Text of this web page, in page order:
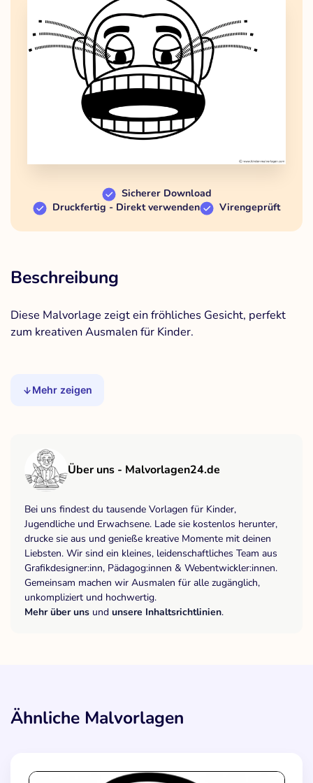
Sicherer Download
Druckfertig - Direkt verwenden
Virengeprüft
Beschreibung
Diese Malvorlage zeigt ein fröhliches Gesicht, perfekt
zum kreativen Ausmalen für Kinder.
Mehr zeigen
Über uns - Malvorlagen24.de
Bei uns findest du tausende Vorlagen für Kinder,
Jugendliche und Erwachsene. Lade sie kostenlos herunter,
drucke sie aus und genieße kreative Momente mit deinen
Liebsten. Wir sind ein kleines, leidenschaftliches Team aus
Grafikdesigner:inn, Pädagog:innen & Webentwickler:innen.
Gemeinsam machen wir Ausmalen für alle zugänglich,
unkompliziert und hochwertig.
Mehr über uns und unsere Inhaltsrichtlinien.
Ähnliche Malvorlagen